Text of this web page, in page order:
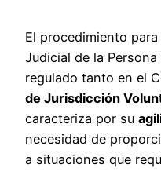
El procedimiento
Judicial de la
regulado tanto en el
de Jurisdicción
caracteriza por su
necesidad de
a situaciones que